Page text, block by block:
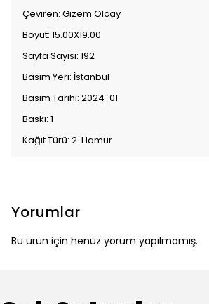
Çeviren: Gizem Olcay
Boyut: 15.00X19.00
Sayfa Sayısı: 192
Basım Yeri: İstanbul
Basım Tarihi: 2024-01
Baskı: 1
Kağıt Türü: 2. Hamur
Yorumlar
Bu ürün için henüz yorum yapılmamış.